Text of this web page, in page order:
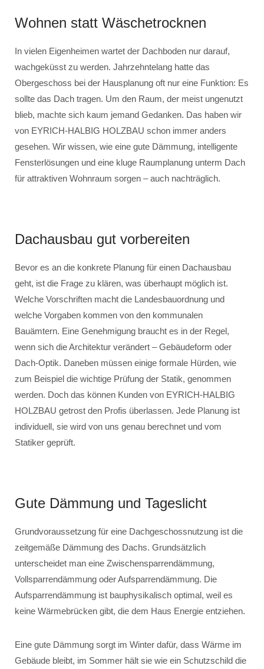
Wohnen statt Wäschetrocknen
In vielen Eigenheimen wartet der Dachboden nur darauf,
wachgeküsst zu werden. Jahrzehntelang hatte das
Obergeschoss bei der Hausplanung oft nur eine Funktion: Es
sollte das Dach tragen. Um den Raum, der meist ungenutzt
blieb, machte sich kaum jemand Gedanken. Das haben wir
von EYRICH-HALBIG HOLZBAU schon immer anders
gesehen. Wir wissen, wie eine gute Dämmung, intelligente
Fensterlösungen und eine kluge Raumplanung unterm Dach
für attraktiven Wohnraum sorgen – auch nachträglich.
Dachausbau gut vorbereiten
Bevor es an die konkrete Planung für einen Dachausbau
geht, ist die Frage zu klären, was überhaupt möglich ist.
Welche Vorschriften macht die Landesbauordnung und
welche Vorgaben kommen von den kommunalen
Bauämtern. Eine Genehmigung braucht es in der Regel,
wenn sich die Architektur verändert – Gebäudeform oder
Dach-Optik. Daneben müssen einige formale Hürden, wie
zum Beispiel die wichtige Prüfung der Statik, genommen
werden. Doch das können Kunden von EYRICH-HALBIG
HOLZBAU getrost den Profis überlassen. Jede Planung ist
individuell, sie wird von uns genau berechnet und vom
Statiker geprüft.
Gute Dämmung und Tageslicht
Grundvoraussetzung für eine Dachgeschossnutzung ist die
zeitgemäße Dämmung des Dachs. Grundsätzlich
unterscheidet man eine Zwischensparrendämmung,
Vollsparrendämmung oder Aufsparrendämmung. Die
Aufsparrendämmung ist bauphysikalisch optimal, weil es
keine Wärmebrücken gibt, die dem Haus Energie entziehen.
Eine gute Dämmung sorgt im Winter dafür, dass Wärme im
Gebäude bleibt, im Sommer hält sie wie ein Schutzschild die